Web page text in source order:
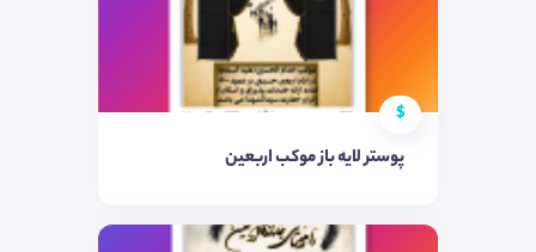
$
پوستر لایه باز موکب اربعین